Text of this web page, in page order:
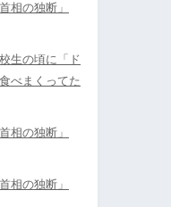
相の独断」
生の頃に「ド
べまくってた
相の独断」
相の独断」